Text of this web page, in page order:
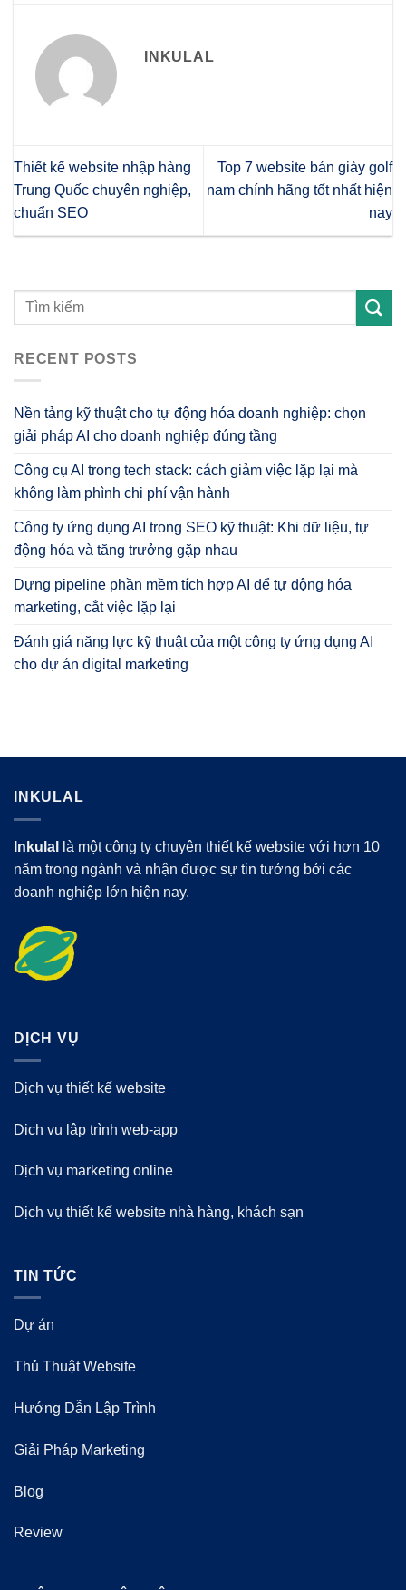
INKULAL
Thiết kế website nhập hàng
Trung Quốc chuyên nghiệp,
chuẩn SEO
Top 7 website bán giày golf
nam chính hãng tốt nhất hiện
nay
RECENT POSTS
Nền tảng kỹ thuật cho tự động hóa doanh nghiệp: chọn
giải pháp AI cho doanh nghiệp đúng tầng
Công cụ AI trong tech stack: cách giảm việc lặp lại mà
không làm phình chi phí vận hành
Công ty ứng dụng AI trong SEO kỹ thuật: Khi dữ liệu, tự
động hóa và tăng trưởng gặp nhau
Dựng pipeline phần mềm tích hợp AI để tự động hóa
marketing, cắt việc lặp lại
Đánh giá năng lực kỹ thuật của một công ty ứng dụng AI
cho dự án digital marketing
INKULAL
Inkulal
là một công ty chuyên thiết kế website với hơn 10
năm trong ngành và nhận được sự tin tưởng bởi các
doanh nghiệp lớn hiện nay.
DỊCH VỤ
Dịch vụ thiết kế website
Dịch vụ lập trình web-app
Dịch vụ marketing online
Dịch vụ thiết kế website nhà hàng, khách sạn
TIN TỨC
Dự án
Thủ Thuật Website
Hướng Dẫn Lập Trình
Giải Pháp Marketing
Blog
Review